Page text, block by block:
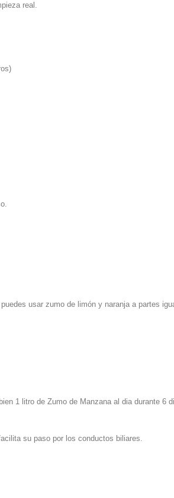
real.
usar zumo de limón y naranja a partes
1 litro de Zumo de Manzana al dia durante 6
su paso por los conductos biliares.